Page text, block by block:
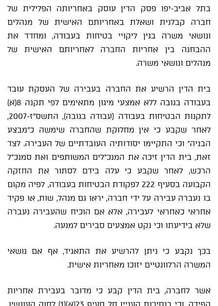
בתל אביב-יפו פסק הדין עוסק באחריותה הפלילית של
חברה קבלנית ושאלת באחריותם האישית של מנהלים
ונושאי משרה בגין ליקויי בטיחות בעבודה, ומחדד את
ההבחנה בין אחריות החברה לאחריותם האישית של
מנהלים ונושאי משרה.
בית הדין הרשיע את החברה בעבירה של העסקת עובד
בעבודה בגובה ללא אמצעי מיגון מתאימים לפי תקנה 8(א)
לתקנות הבטיחות בעבודה (עבודה בגובה), התשס"ז-2007,
לאחר שקבע כי אין מחלוקת שהחברה שימשה כ"מבצע
הבניה" וכי התקיימו יסודותיה העובדתיים של העבירה. לצד
זאת, בית הדין זיכה את המנכ"לים המשותפים ואת סמנכ"ל
הרכש, לאחר שקבע כי עלה בידם לסתור את החזקה
הקבועה בסעיף 222 לפקודת הבטיחות בעבודה, לפיה מקום
בו נעברה עבירה על ידי חברה, יראו גם מנהל, שות, או פקיד
אחראי כאחראי לעבירה, אלא אם הוכיח שהעבירה נעברה
שלא בידיעתו וכי נקט אמצעים סבירים למנעה.
בכך נקבע כי ניתן להרשיע את התאגיד, אף אם נושאי
המשרה הרלוונטיים יזוכו מאחריות אישית.
אשר לחברה, בית הדין קבע כי מדובר בעבירת אחריות